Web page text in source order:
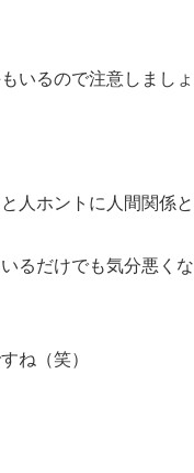
いるので注意しましょ
人ホントに人間関係と
るだけでも気分悪く
ね（笑）